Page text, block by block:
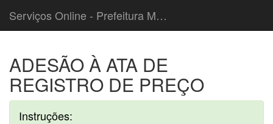
Serviços Online - Prefeitura Municipal de Caieiras
ADESÃO À ATA DE
REGISTRO DE PREÇO
Instruções: